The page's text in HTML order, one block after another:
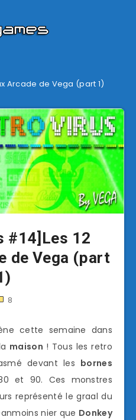
Arcade de Vega (part 1)
#14]Les 12
de Vega (part
8
cette semaine dans
maison ! Tous les retro
devant les bornes
et 90. Ces monstres
représenté le graal du
nier que Donkey